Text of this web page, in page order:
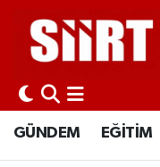
GÜNDEM EĞİTİM
GÜNDEM
EĞİTİM
SİYASET
Siirt Nöbetçi
Siirt Hava
Siirt Namaz